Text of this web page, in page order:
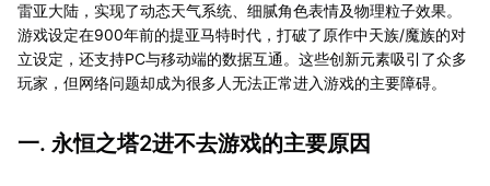
雷亚大陆，实现了动态天气系统、细腻角色表情及物理粒子效果。
游戏设定在900年前的提亚马特时代，打破了原作中天族/魔族的对
立设定，还支持PC与移动端的数据互通。这些创新元素吸引了众多
玩家，但网络问题却成为很多人无法正常进入游戏的主要障碍。
一. 永恒之塔2进不去游戏的主要原因